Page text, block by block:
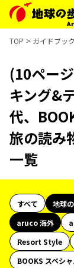
TOP ガイドブック
(10ペー
キング&
代、
旅の読み
一覧
すべて 地球
aruco 海外
Resort Style
BOOKS スペシ